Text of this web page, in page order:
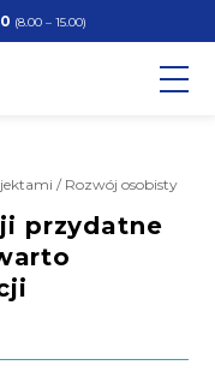
(8.00 – 15.00)
/ Rozwój osobisty
przydatne